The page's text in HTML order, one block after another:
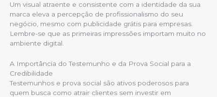
Um visual atraente e consistente com a identidade da sua
marca eleva a percepção de profissionalismo do seu
negócio, mesmo com publicidade grátis para empresas.
Lembre-se que as primeiras impressões importam muito no
ambiente digital.
A Importância do Testemunho e da Prova Social para a
Credibilidade
Testemunhos e prova social são ativos poderosos para
quem busca como atrair clientes sem investir em